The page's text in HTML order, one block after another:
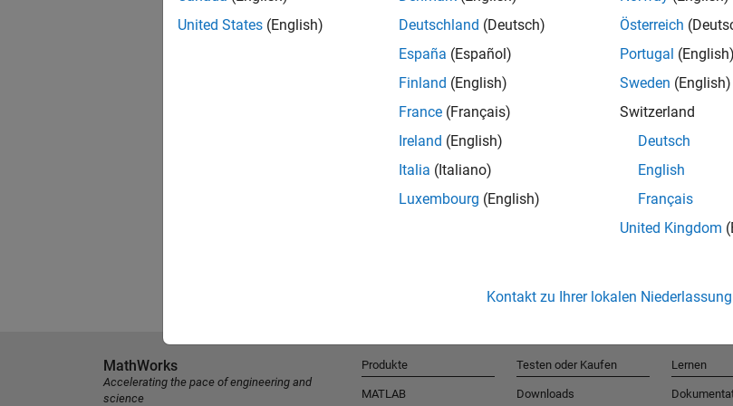
United States (English)
Deutschland (Deutsch)
España (Español)
Finland (English)
France (Français)
Ireland (English)
Italia (Italiano)
Luxembourg (English)
Österreich
Portugal (English)
Sweden (English)
Switzerland
Deutsch
English
Français
United Kingdom
Kontakt zu Ihrer lokalen Niederlassung
MathWorks
Accelerating the pace of engineering and
science
Produkte
MATLAB
Testen oder Kaufen
Downloads
Lernen